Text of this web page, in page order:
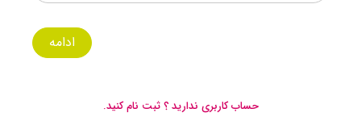
ادامه
حساب کاربری ندارید ؟ ثبت نام کنید.